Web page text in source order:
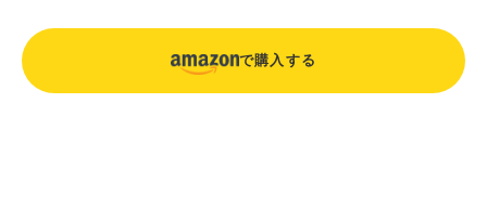
で購入する